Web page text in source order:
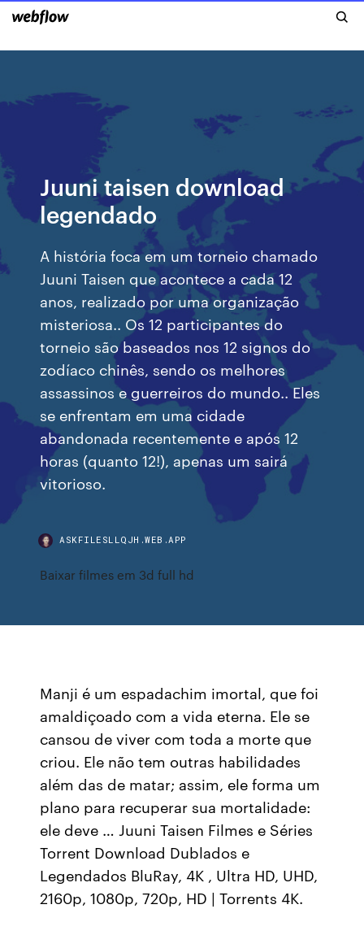
Juuni taisen download
legendado
A história foca em um torneio chamado
Juuni Taisen que acontece a cada 12
anos, realizado por uma organização
misteriosa.. Os 12 participantes do
torneio são baseados nos 12 signos do
zodíaco chinês, sendo os melhores
assassinos e guerreiros do mundo.. Eles
se enfrentam em uma cidade
abandonada recentemente e após 12
horas (quanto 12!), apenas um sairá
vitorioso.
ASKFILESLLQJH.WEB.APP
Baixar filmes em 3d full hd
Manji é um espadachim imortal, que foi
amaldiçoado com a vida eterna. Ele se
cansou de viver com toda a morte que
criou. Ele não tem outras habilidades
além das de matar; assim, ele forma um
plano para recuperar sua mortalidade:
ele deve … Juuni Taisen Filmes e Séries
Torrent Download Dublados e
Legendados BluRay, 4K , Ultra HD, UHD,
2160p, 1080p, 720p, HD | Torrents 4K.